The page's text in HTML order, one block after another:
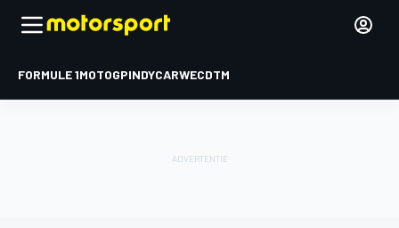
FORMULE 1MOTOGPINDYCARWECDTM